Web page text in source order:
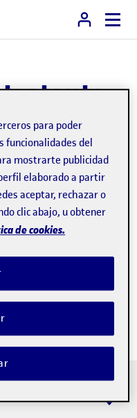
a las licitaciones
la Plataforma
con:
para poder
funcionalidades del
mostrarte publicidad
elaborado a partir
aceptar, rechazar o
clic abajo, u obtener
de cookies.